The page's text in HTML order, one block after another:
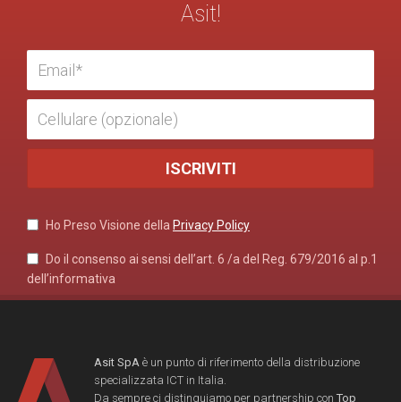
Asit!
Ho Preso Visione della Privacy Policy
Do il consenso ai sensi dell’art. 6 /a del Reg. 679/2016 al p.1
dell’informativa
Asit SpA è un punto di riferimento della distribuzione
specializzata ICT in Italia.
Da sempre ci distinguiamo per partnership con Top